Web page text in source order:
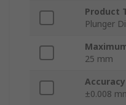
Product
Plunger
25 mm
Accuracy
±0.008